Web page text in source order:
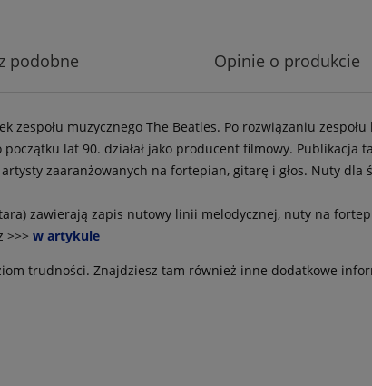
podobne Opinie o produkcie
zespołu muzycznego The Beatles. Po rozwiązaniu
lat 90. działał jako producent filmowy. Publikacja
zaaranżowanych na fortepian, gitarę i głos. Nuty dla
zawierają zapis nutowy linii melodycznej, nuty na
>>> w artykule
trudności. Znajdziesz tam również inne dodatkowe